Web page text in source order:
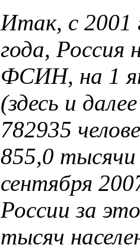
Итак, с 2001
года, Россия
ФСИН, на 1
(здесь и
782935
855,0 тысячи
сентября
России за
тысяч